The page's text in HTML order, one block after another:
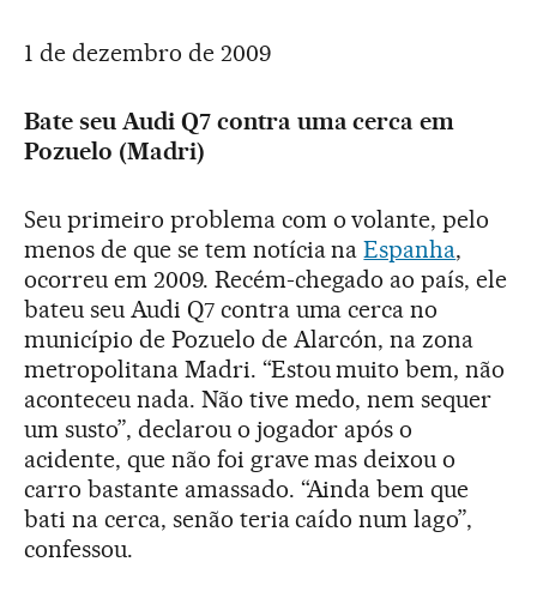
1 de dezembro de 2009
Bate seu Audi Q7 contra uma cerca em
Pozuelo (Madri)
Seu primeiro problema com o volante, pelo
menos de que se tem notícia naEspanha,
ocorreu em 2009. Recém-chegado ao país, ele
bateu seu Audi Q7 contra uma cerca no
município de Pozuelo de Alarcón, na zona
metropolitana Madri. “Estou muito bem, não
aconteceu nada. Não tive medo, nem sequer
um susto”, declarou o jogador após o
acidente, que não foi grave mas deixou o
carro bastante amassado. “Ainda bem que
bati na cerca, senão teria caído num lago”,
confessou.